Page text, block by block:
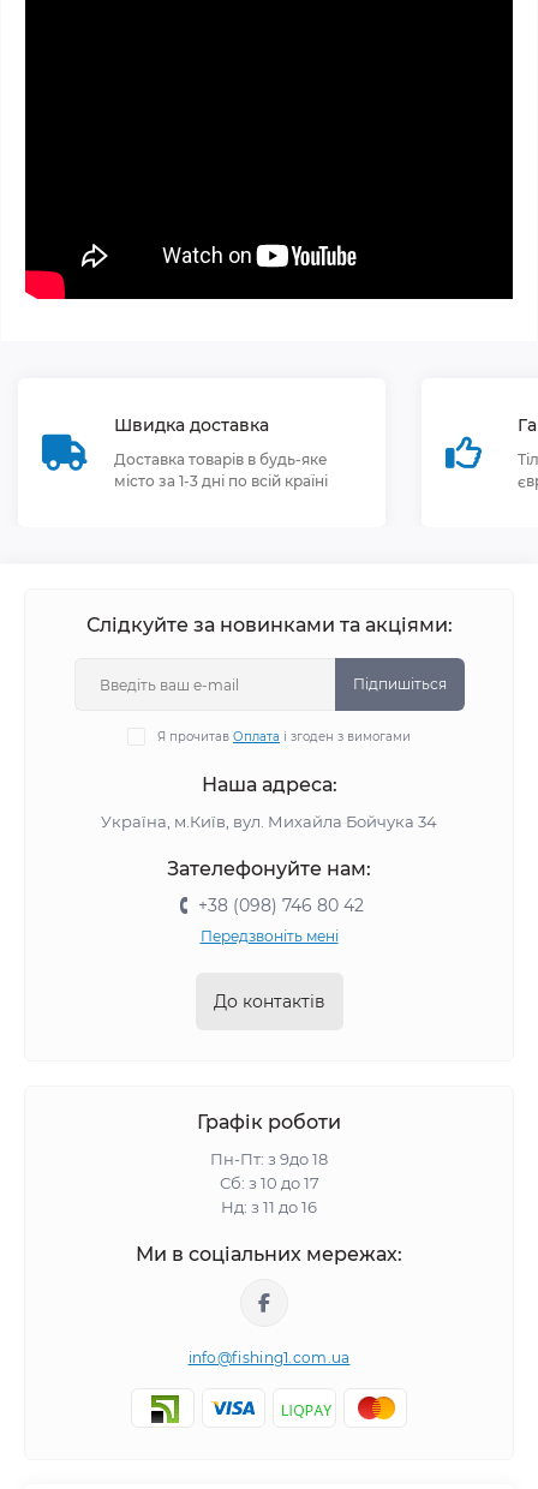
Швидка доставка
Доставка товарів в будь-яке
місто за 1-3 дні по всій країні
Слідкуйте за новинками та акціями:
Підпишіться
Я прочитав Оплата і згоден з вимогами
Наша адреса:
Україна, м.Київ, вул. Михайла Бойчука 34
Зателефонуйте нам:
+38 (098) 746 80 42
Передзвоніть мені
До контактів
Графік роботи
Пн-Пт: з 9до 18
Сб: з 10 до 17
Нд: з 11 до 16
Ми в соціальних мережах:
info@fishing1.com.ua